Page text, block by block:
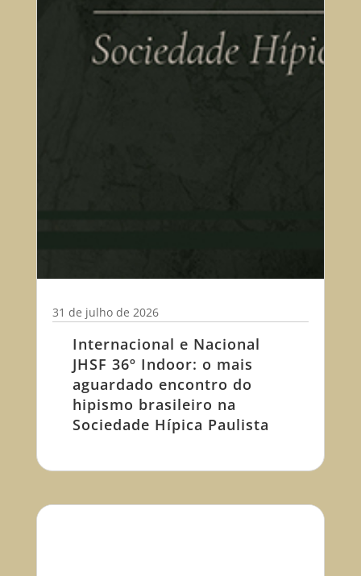
Internacional e Nacional
JHSF 36º Indoor: o mais
aguardado encontro do
hipismo brasileiro na
Sociedade Hípica Paulista
31 de julho de 2026